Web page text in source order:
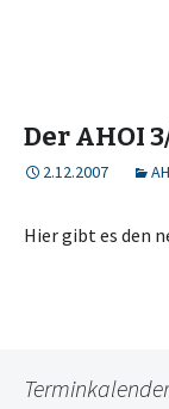
Der AHOI
2.12.2007
Hier gibt es den
Terminkalender